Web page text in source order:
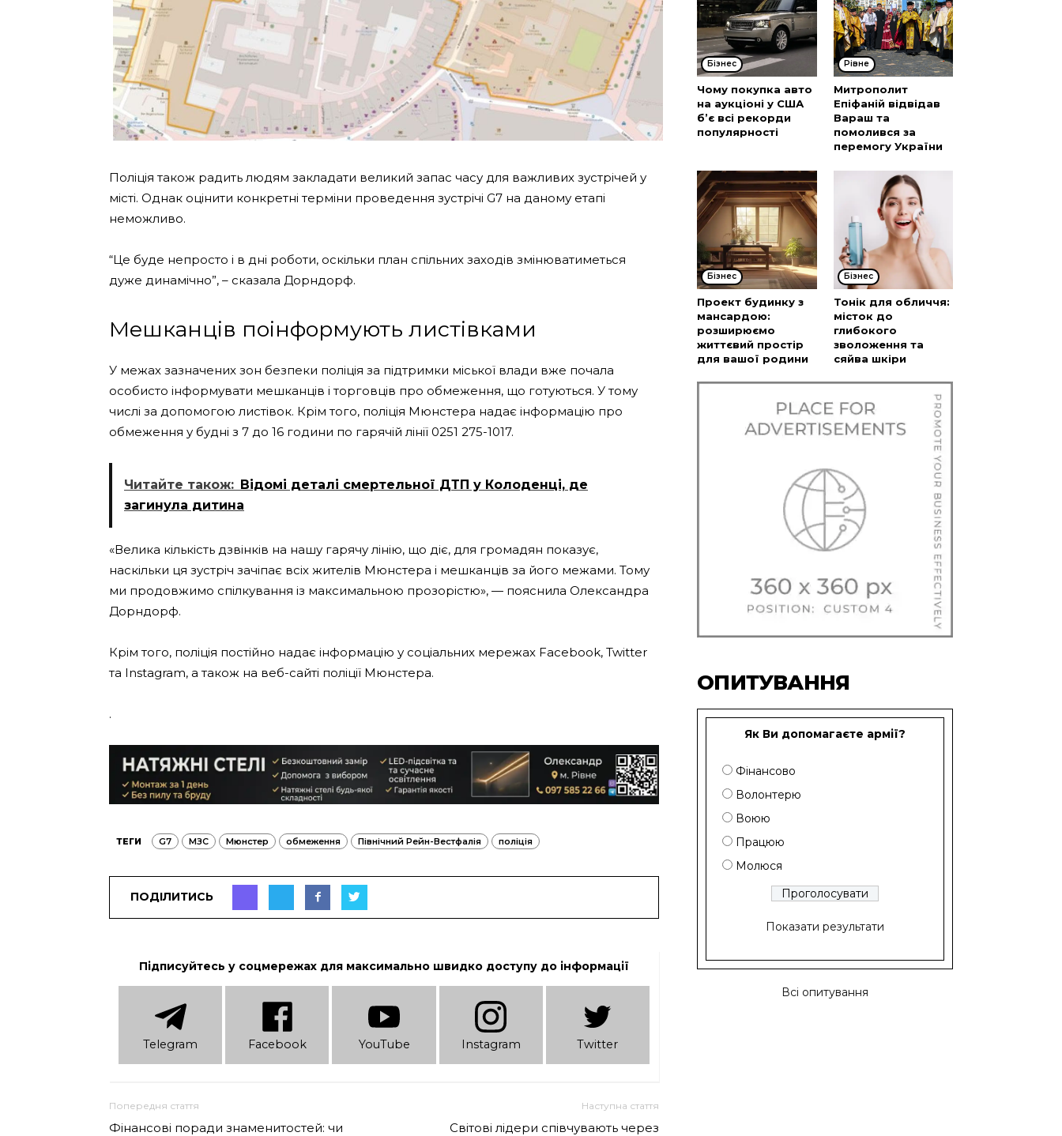
Поліція також радить людям закладати великий запас часу для важливих зустрічей у
місті. Однак оцінити конкретні терміни проведення зустрічі G7 на даному етапі
неможливо.
“Це буде непросто і в дні роботи, оскільки план спільних заходів змінюватиметься
дуже динамічно”, – сказала Дорндорф.
Мешканців поінформують листівками
У межах зазначених зон безпеки поліція за підтримки міської влади вже почала
особисто інформувати мешканців і торговців про обмеження, що готуються. У тому
числі за допомогою листівок. Крім того, поліція Мюнстера надає інформацію про
обмеження у будні з 7 до 16 години по гарячій лінії 0251 275-1017.
Читайте також: Відомі деталі смертельної ДТП у Колоденці, де
загинула дитина
«Велика кількість дзвінків на нашу гарячу лінію, що діє, для громадян показує,
наскільки ця зустріч зачіпає всіх жителів Мюнстера і мешканців за його межами. Тому
ми продовжимо спілкування із максимальною прозорістю», — пояснила Олександра
Дорндорф.
Крім того, поліція постійно надає інформацію у соціальних мережах Facebook, Twitter
та Instagram, а також на веб-сайті поліції Мюнстера.
.
ТЕГИ G7 МЗС Мюнстер обмеження Північний Рейн-Вестфалія поліція
ПОДІЛИТИСЬ
Підписуйтесь у соцмережах для максимально швидко доступу до інформації
Telеgram Facebook YouTube Instagram Twitter
Попередня стаття
Фінансові поради знаменитостей: чи
Наступна стаття
Світові лідери співчувають через
Бізнес
Чому покупка авто
на аукціоні у США
б’є всі рекорди
популярності
Рівне
Митрополит
Епіфаній відвідав
Вараш та
помолився за
перемогу України
Бізнес
Проект будинку з
мансардою:
розширюємо
життєвий простір
для вашої родини
Бізнес
Тонік для обличчя:
місток до
глибокого
зволоження та
сяйва шкіри
ОПИТУВАННЯ
Як Ви допомагаєте армії?
Фінансово
Волонтерю
Воюю
Працюю
Молюся
Показати результати
Всі опитування